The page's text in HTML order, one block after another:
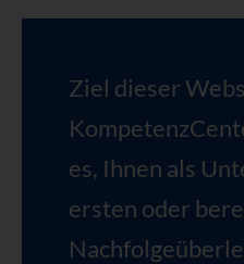
Ziel dieser
es, Ihnen als
ersten oder